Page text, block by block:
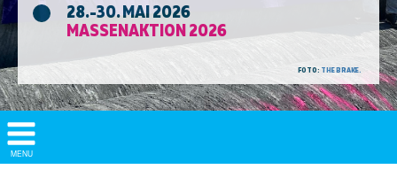
28.-30. MAI 2026
MASSENAKTION 2026
FOTO: THE BRAKE.
Show/
Hide
MENU